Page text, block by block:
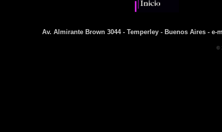
Av. Almirante Brown 3044 - Temperley - Buenos Aires - e-
©